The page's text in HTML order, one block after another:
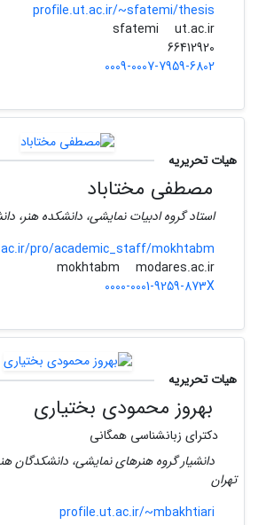
profile.ut.ac.ir/~sfatemi/thesis
sfatemi
ut.ac.ir
0009-0007-7959-6802
هیات تحریریه
مصطفی مختاباد
استاد گروه ادبیات نمایشی، دانشکده هنر،
pro/academic_staff/mokhtabm
mokhtabm
modares.ac.ir
0000-0001-9259-873X
هیات تحریریه
بهروز محمودی بختیاری
دکترای زبانشناسی همگانی
دانشیار گروه هنرهای نمایشی، دانشکدگان
تهران
profile.ut.ac.ir/~mbakhtiari